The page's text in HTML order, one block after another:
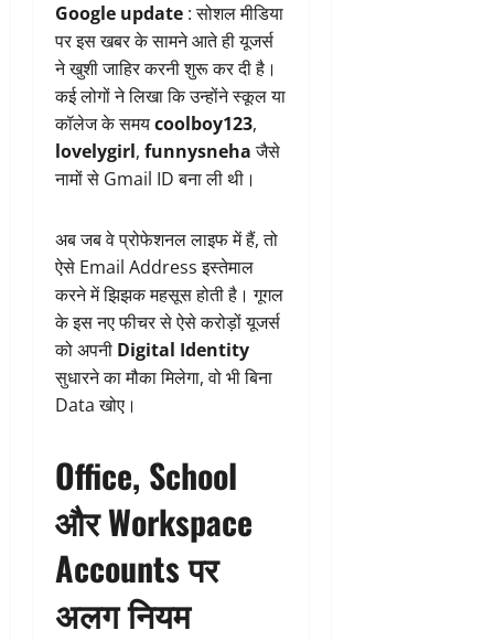
Google update : सोशल मीडिया
पर इस खबर के सामने आते ही यूजर्स
ने खुशी जाहिर करनी शुरू कर दी है।
कई लोगों ने लिखा कि उन्होंने स्कूल या
कॉलेज के समयcoolboy123,
lovelygirl, funnysnehaजैसे
नामों से Gmail ID बना ली थी।
अब जब वे प्रोफेशनल लाइफ में हैं, तो
ऐसे Email Address इस्तेमाल
करने में झिझक महसूस होती है। गूगल
के इस नए फीचर से ऐसे करोड़ों यूजर्स
को अपनी Digital Identity
सुधारने का मौका मिलेगा, वो भी बिना
Data खोए।
Office, School
और Workspace
Accounts पर
अलग नियम